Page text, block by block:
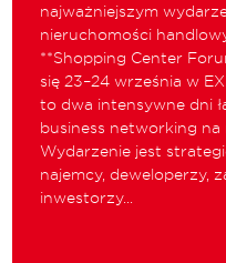
najważniejszym
nieruchomości
**Shopping Center
się 23–24 września w
to dwa intensywne dni
business networking na
Wydarzenie jest
najemcy, deweloperzy,
inwestorzy...